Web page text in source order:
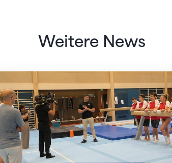
Weitere News
Mit klaren Zielen nach Zagreb